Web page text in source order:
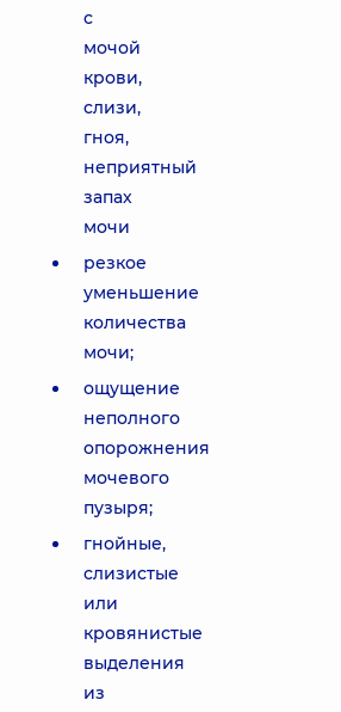
с
мочой
крови,
слизи,
гноя,
неприятный
запах
мочи
резкое
уменьшение
количества
мочи;
ощущение
неполного
опорожнения
мочевого
пузыря;
гнойные,
слизистые
или
кровянистые
выделения
из